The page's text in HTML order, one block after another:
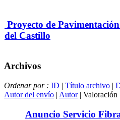
Proyecto de
del Castillo
Archivos
Ordenar por : ID | Título archivo |
Autor del envío | Autor| Valoración
Anuncio Servicio